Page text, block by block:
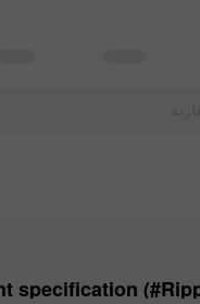
specification